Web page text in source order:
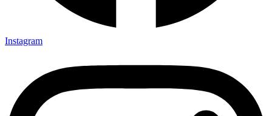
Instagram